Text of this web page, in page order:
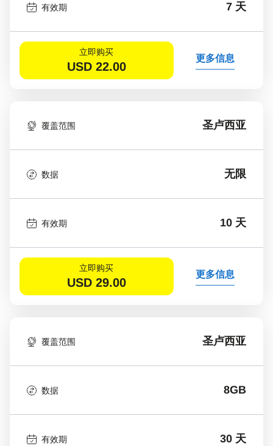
有效期 7 天
立即购买
USD 22.00
更多信息
覆盖范围 圣卢西亚
数据 无限
有效期 10 天
立即购买
USD 29.00
更多信息
覆盖范围 圣卢西亚
数据 8GB
有效期 30 天